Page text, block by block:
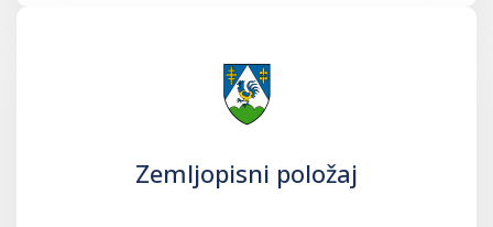
Zemljopisni položaj